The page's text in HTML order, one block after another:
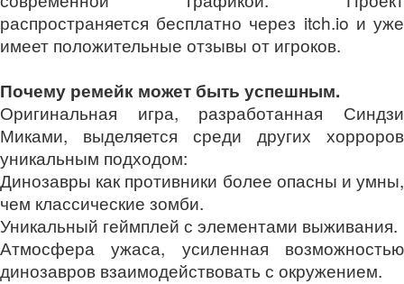
распространяется бесплатно через itch.io и уже
имеет положительные отзывы от игроков.
Почему ремейк может быть успешным.
Оригинальная игра, разработанная Синдзи
Миками, выделяется среди других хорроров
уникальным подходом:
Динозавры как противники более опасны и умны,
чем классические зомби.
Уникальный геймплей с элементами выживания.
Атмосфера ужаса, усиленная возможностью
динозавров взаимодействовать с окружением.